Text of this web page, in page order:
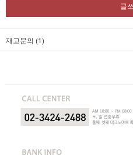
글
재고문의 (1)